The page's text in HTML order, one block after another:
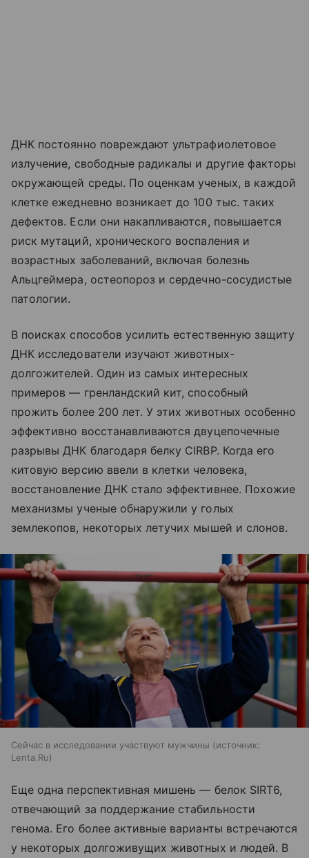
ДНК постоянно повреждают ультрафиолетовое
излучение, свободные радикалы и другие факторы
окружающей среды. По оценкам ученых, в каждой
клетке ежедневно возникает до 100 тыс. таких
дефектов. Если они накапливаются, повышается
риск мутаций, хронического воспаления и
возрастных заболеваний, включая болезнь
Альцгеймера, остеопороз и сердечно-сосудистые
патологии.
В поисках способов усилить естественную защиту
ДНК исследователи изучают животных-
долгожителей. Один из самых интересных
примеров — гренландский кит, способный
прожить более 200 лет. У этих животных особенно
эффективно восстанавливаются двуцепочечные
разрывы ДНК благодаря белку CIRBP. Когда его
китовую версию ввели в клетки человека,
восстановление ДНК стало эффективнее. Похожие
механизмы ученые обнаружили у голых
землекопов, некоторых летучих мышей и слонов.
Сейчас в исследовании участвуют мужчины
источник:
Lenta.Ru
Еще одна перспективная мишень — белок SIRT6,
отвечающий за поддержание стабильности
генома. Его более активные варианты встречаются
у некоторых долгоживущих животных и людей. В